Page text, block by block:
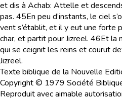
et dis à Achab: Attelle et
pas. 45En peu d’instants, le ciel
vent s’établit, et il y eut une forte
char, et partit pour Jizreel. 46Et la
qui se ceignit les reins et courut
Jizreel.
Texte biblique de la Nouvelle
Copyright © 1979 Société
Reproduit avec aimable